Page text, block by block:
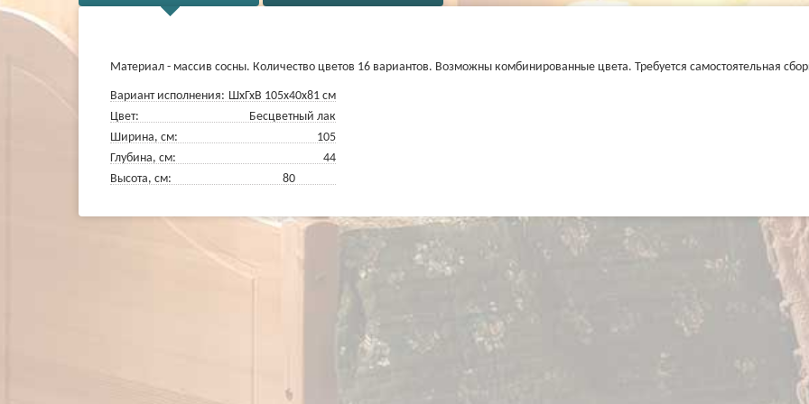
Материал - массив сосны. Количество цветов 16 вариантов. Возможны комбинированные цвета. Требуется самостоятельная
Вариант исполнения: ШхГхВ 105х40х81 см
Цвет:
Бесцветный лак
Ширина, см:
105
Глубина, см:
44
Высота, см: 80